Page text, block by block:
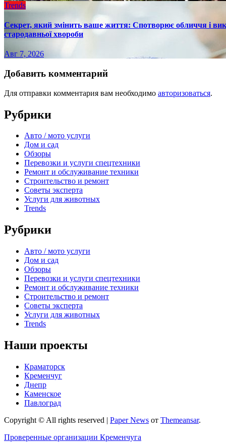
Trends
Секрет, який змінить ваше життя: Спотворює обличчя і
стародавньої хвороби
Авг 7, 2026
Добавить комментарий
Для отправки комментария вам необходимо авторизоваться.
Рубрики
Авто / мото услуги
Дом и сад
Обзоры
Перевозки и услуги спецтехники
Ремонт и обслуживание техники
Строительство и ремонт
Советы эксперта
Услуги для животных
Trends
Рубрики
Авто / мото услуги
Дом и сад
Обзоры
Перевозки и услуги спецтехники
Ремонт и обслуживание техники
Строительство и ремонт
Советы эксперта
Услуги для животных
Trends
Наши проекты
Краматорск
Кременчуг
Днепр
Каменское
Павлоград
Copyright © All rights reserved | Paper News от Themeansar.
Проверенные организации Кременчуга